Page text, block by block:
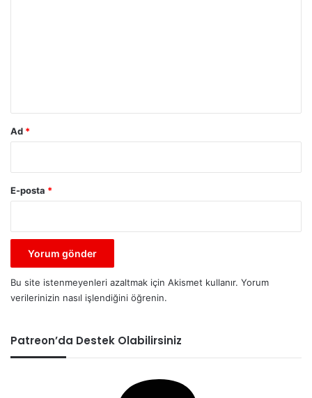
Ad *
E-posta *
Bu site istenmeyenleri azaltmak için Akismet kullanır. Yorum
verilerinizin nasıl işlendiğini öğrenin.
Patreon’da Destek Olabilirsiniz